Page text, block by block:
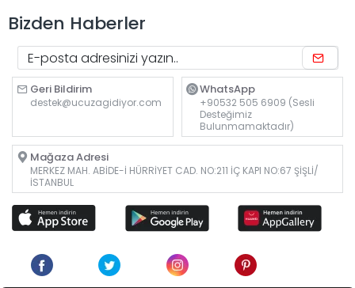
Bizden Haberler
Geri Bildirim
destek@ucuzagidiyor.com
WhatsApp
+90532 505 6909 (Sesli
Desteğimiz
Bulunmamaktadır)
Mağaza Adresi
MERKEZ MAH. ABİDE-İ HÜRRİYET CAD. NO:211 İÇ KAPI NO:67 ŞİŞLİ/
İSTANBUL